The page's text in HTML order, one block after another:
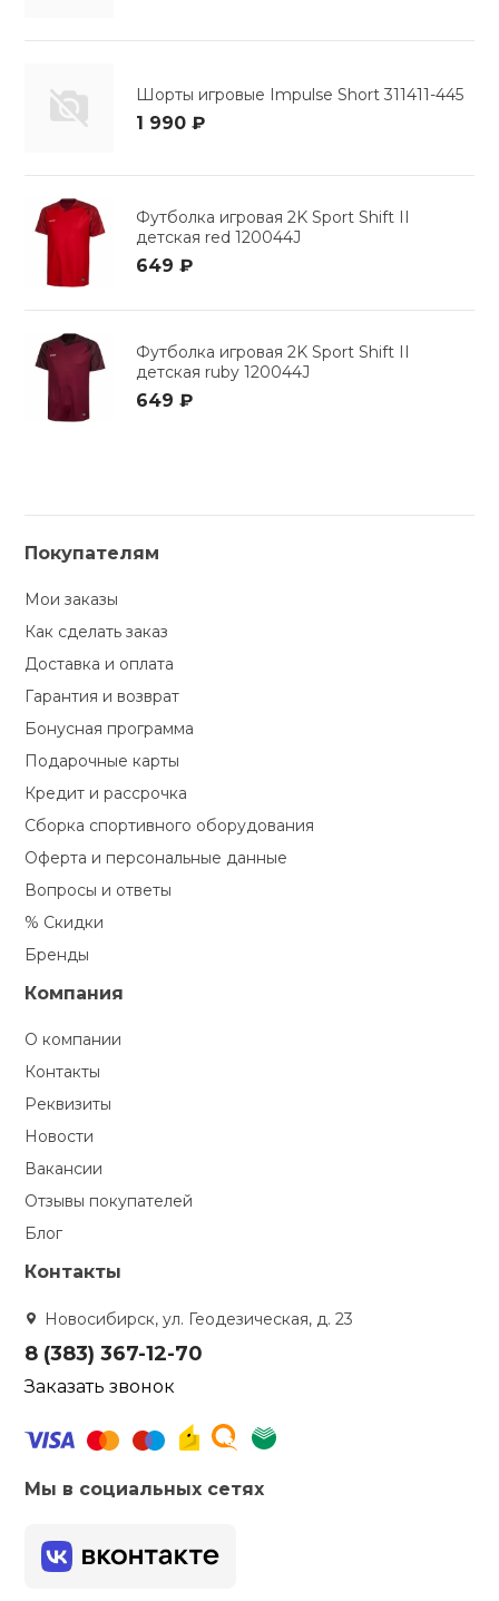
Шорты игровые Impulse Short 311411-445
1 990 ₽
Футболка игровая 2K Sport Shift II
детская red 120044J
649 ₽
Футболка игровая 2K Sport Shift II
детская ruby 120044J
649 ₽
Покупателям
Мои заказы
Как сделать заказ
Доставка и оплата
Гарантия и возврат
Бонусная программа
Подарочные карты
Кредит и рассрочка
Сборка спортивного оборудования
Оферта и персональные данные
Вопросы и ответы
% Скидки
Бренды
Компания
О компании
Контакты
Реквизиты
Новости
Вакансии
Отзывы покупателей
Блог
Контакты
Новосибирск, ул. Геодезическая, д. 23
8 (383) 367-12-70
Заказать звонок
Мы в социальных сетях